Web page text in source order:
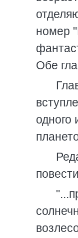
номер
Обе
одного